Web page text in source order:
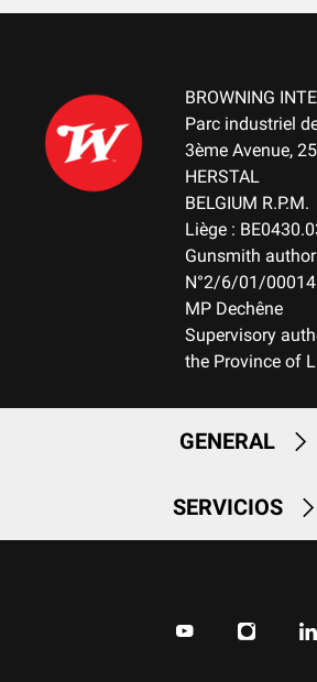
BROWNING
Parc industriel
3ème Avenue,
HERSTAL
BELGIUM R.P.M.
Liège :
Gunsmith
N°2/6/01/
MP Dechêne
Supervisory
the Province of
GENERAL
SERVICIOS